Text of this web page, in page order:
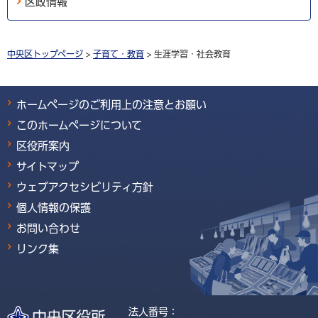
中央区トップページ > 子育て・教育 > 生涯学習・社会教育
ホームページのご利用上の注意とお願い
このホームページについて
区役所案内
サイトマップ
ウェブアクセシビリティ方針
個人情報の保護
お問い合わせ
リンク集
法人番号：